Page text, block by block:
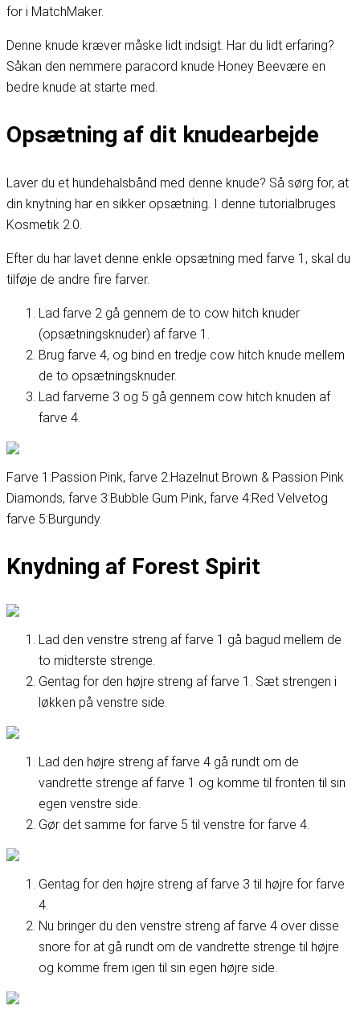
for i MatchMaker.
Denne knude kræver måske lidt indsigt. Har du lidt erfaring?
Såkan den nemmere paracord knude Honey Beevære en
bedre knude at starte med.
Opsætning af dit knudearbejde
Laver du et hundehalsbånd med denne knude? Så sørg for, at
din knytning har en sikker opsætning. I denne tutorialbruges
Kosmetik 2.0
Efter du har lavet denne enkle opsætning med farve 1, skal du
tilføje de andre fire farver.
Lad farve 2 gå gennem de to cow hitch knuder
(opsætningsknuder) af farve 1.
Brug farve 4, og bind en tredje cow hitch knude mellem
de to opsætningsknuder.
Lad farverne 3 og 5 gå gennem cow hitch knuden af
farve 4.
Farve 1:Passion Pink, farve 2:Hazelnut Brown & Passion Pink
Diamonds, farve 3:Bubble Gum Pink, farve 4:Red Velvetog
farve 5:Burgundy.
Knydning af Forest Spirit
Lad den venstre streng af farve 1 gå bagud mellem de
to midterste strenge.
Gentag for den højre streng af farve 1. Sæt strengen i
løkken på venstre side.
Lad den højre streng af farve 4 gå rundt om de
vandrette strenge af farve 1 og komme til fronten til sin
egen venstre side.
Gør det samme for farve 5 til venstre for farve 4.
Gentag for den højre streng af farve 3 til højre for farve
4.
Nu bringer du den venstre streng af farve 4 over disse
snore for at gå rundt om de vandrette strenge til højre
og komme frem igen til sin egen højre side.